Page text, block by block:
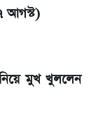
দাম
প্রকাশের
আগস্ট)
মুখ খুললেন